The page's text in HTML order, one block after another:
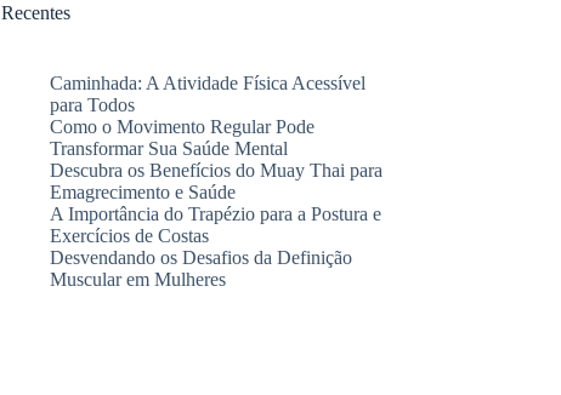
Recentes
Caminhada: A Atividade Física Acessível
para Todos
Como o Movimento Regular Pode
Transformar Sua Saúde Mental
Descubra os Benefícios do Muay Thai para
Emagrecimento e Saúde
A Importância do Trapézio para a Postura e
Exercícios de Costas
Desvendando os Desafios da Definição
Muscular em Mulheres